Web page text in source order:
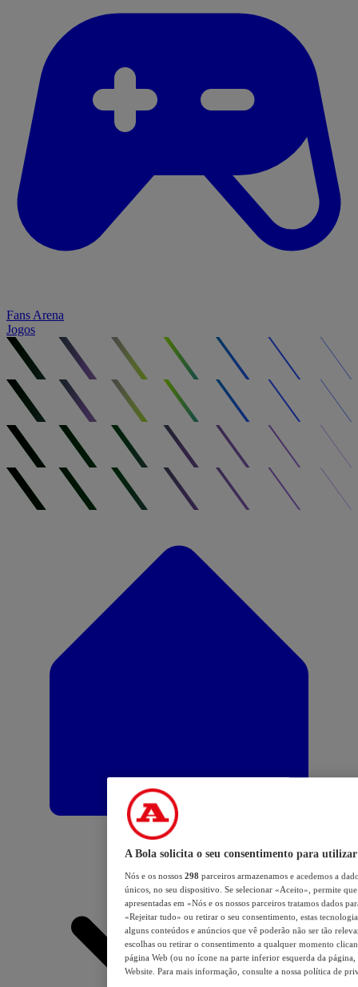
Fans Arena
Jogos
A Bola solicita o seu consentimento para utilizar
Nós e os nossos 298 parceiros armazenamos e acedemos a
únicos, no seu dispositivo. Se selecionar «Aceito», permite
apresentadas em «Nós e os nossos parceiros tratamos dados
«Rejeitar tudo» ou retirar o seu consentimento, estas
alguns conteúdos e anúncios que vê poderão não ser tão
escolhas ou retirar o consentimento a qualquer momento
página Web (ou no ícone na parte inferior esquerda da página,
Website. Para mais informação, consulte a nossa política de